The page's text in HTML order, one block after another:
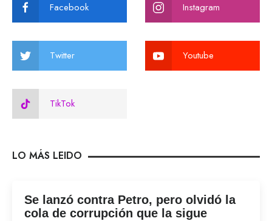
Facebook Instagram
Twitter Youtube
TikTok
LO MÁS LEIDO
Se lanzó contra Petro, pero olvidó la
cola de corrupción que la sigue